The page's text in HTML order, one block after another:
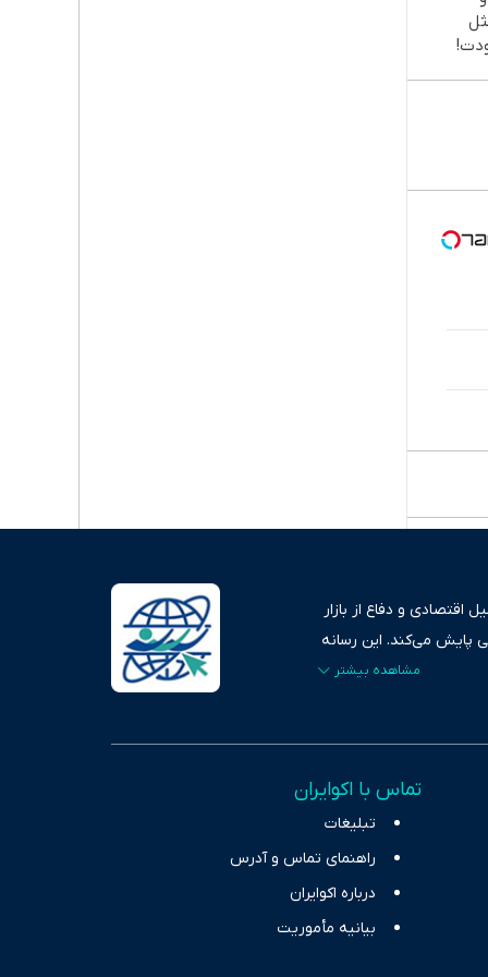
و دفاع از بازار
پایش می‌کند. این رسانه
بازارهای مالی،
حوزه‌های اثرگذار بر
تماس با اکوایران
تبلیغات
راهنمای تماس و آدرس
درباره اکوایران
بیانیه مأموریت